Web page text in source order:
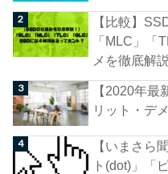
【比較】
「MLC」「
メを徹底解説
【2020年
リット・デ
【いまさら
ト(dot)」「